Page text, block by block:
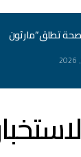
تطلق”مارثون